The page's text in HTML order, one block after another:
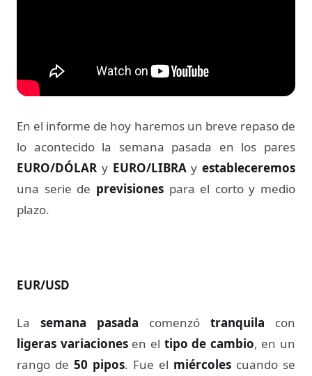
En el informe de hoy haremos un breve repaso de
lo acontecido la semana pasada en los pares
EURO/DÓLAR yEURO/LIBRAy estableceremos
una serie de previsionespara el corto y medio
plazo.
EUR/USD
La semana pasada comenzó tranquila con
ligeras variacionesen el tipo de cambio, en un
rango de 50 pipos. Fue el miércoles cuando se